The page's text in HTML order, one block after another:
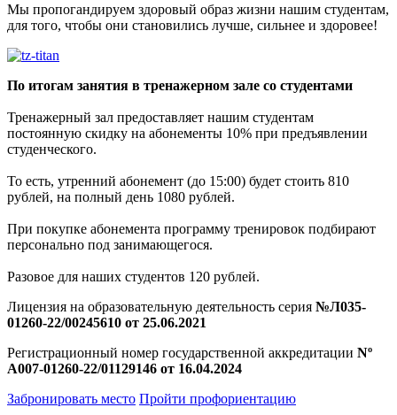
Мы пропогандируем здоровый образ жизни нашим студентам,
для того, чтобы они становились лучше, сильнее и здоровее!
По итогам занятия в тренажерном зале со студентами
Тренажерный зал предоставляет нашим студентам
постоянную скидку на абонементы 10% при предъявлении
студенческого.
То есть, утренний абонемент (до 15:00) будет стоить 810
рублей, на полный день 1080 рублей.
При покупке абонемента программу тренировок подбирают
персонально под занимающегося.
Разовое для наших студентов 120 рублей.
Лицензия на образовательную деятельность серия №Л035-
01260-22/00245610 от 25.06.2021
Регистрационный номер государственной аккредитации Nº
A007-01260-22/01129146 от 16.04.2024
Забронировать место Пройти профориентацию